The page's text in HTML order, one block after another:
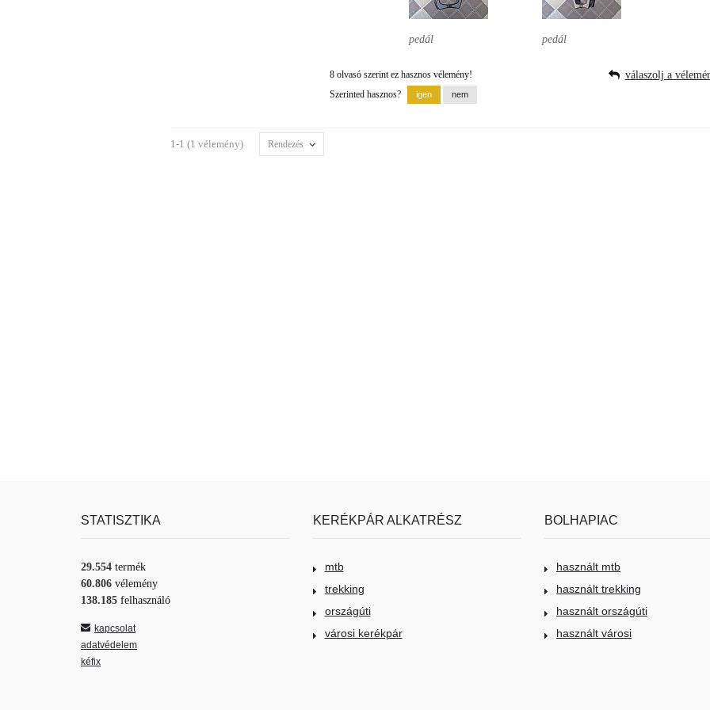
pedál pedál
8 olvasó szerint ez hasznos vélemény!
Szerinted hasznos?
válaszolj a
1-1 (1 vélemény) Rendezés
STATISZTIKA
29.554 termék
60.806 vélemény
138.185 felhasználó
kapcsolat
adatvédelem
kéfix
KERÉKPÁR ALKATRÉSZ
mtb
trekking
országúti
városi kerékpár
BOLHAPIAC
használt mtb
használt trekking
használt országúti
használt városi